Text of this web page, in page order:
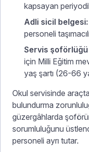
kapsayan
Adli sicil belgesi:
personeli
Servis
için Milli Eğitim
yaş şartı (26-66
Okul servisinde
bulundurma
güzergâhlarda
sorumluluğunu
personeli ayrı tutar.